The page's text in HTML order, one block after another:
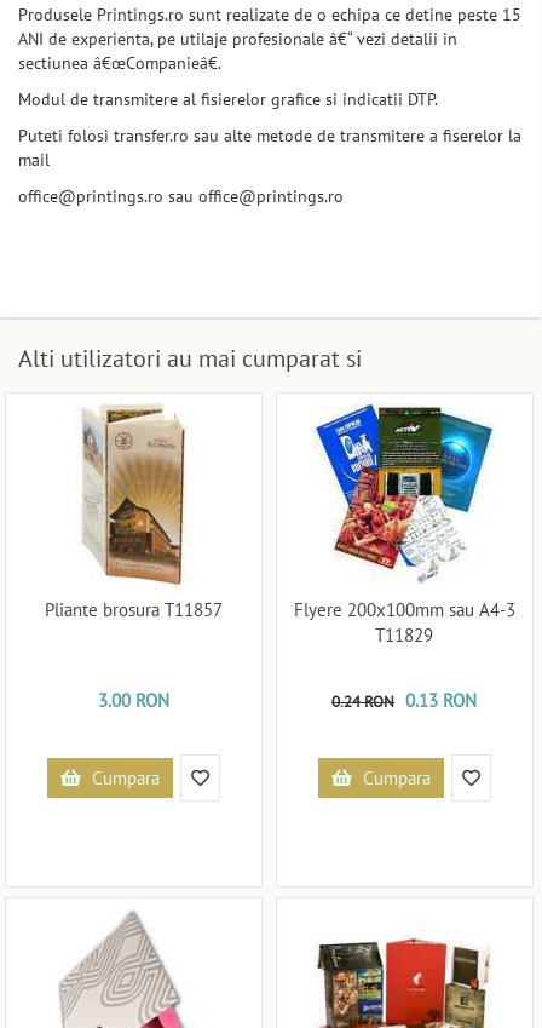
Produsele Printings.ro sunt realizate de o echipa ce detine peste 15
ANI de experienta, pe utilaje profesionale â€“ vezi detalii in
sectiunea â€œCompanieâ€.
Modul de transmitere al fisierelor grafice si indicatii DTP.
Puteti folosi transfer.ro sau alte metode de transmitere a fiserelor la
mail
office@printings.ro sau office@printings.ro
Alti utilizatori au mai cumparat si
Pliante brosura T11857
3.00 RON
Cumpara
Flyere 200x100mm sau A4-3
T11829
0.24 RON 0.13 RON
Cumpara